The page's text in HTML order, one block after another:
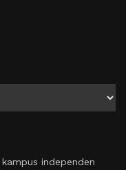
independen